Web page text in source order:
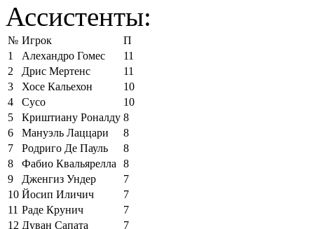
Ассистенты:
№ Игрок
П
1
Алехандро Гомес
11
2
Дрис Мертенс
11
3
Хосе Кальехон
10
4
Сусо
10
5
Криштиану Роналду 8
6
Мануэль Лаццари
8
7
Родриго Де Пауль
8
8
Фабио Квальярелла
8
9
Дженгиз Ундер
7
10 Йосип Иличич
7
11 Раде Крунич
7
12 Дуван Сапата
7